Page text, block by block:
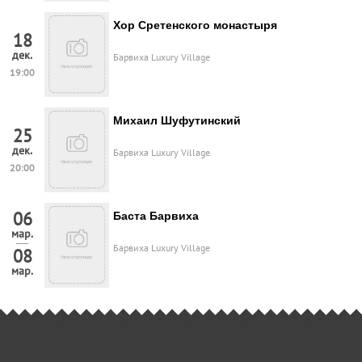
18
дек.
19:00
Хор Сретенского монастыря
Барвиха Luxury Village
25
дек.
20:00
Михаил Шуфутинский
Барвиха Luxury Village
06
мар.
08
мар.
Баста Барвиха
Барвиха Luxury Village